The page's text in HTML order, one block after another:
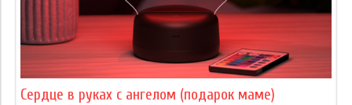
Сердце в руках с ангелом (подарок маме)